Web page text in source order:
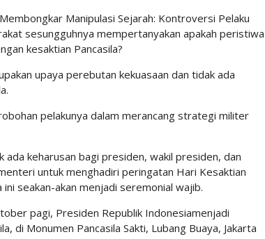
Manipulasi Sejarah: Kontroversi Pelaku
sesungguhnya mempertanyakan apakah peristiwa
kesaktian Pancasila?
upaya perebutan kekuasaan dan tidak ada
pelakunya dalam merancang strategi militer
keharusan bagi presiden, wakil presiden, dan
untuk menghadiri peringatan Hari Kesaktian
seakan-akan menjadi seremonial wajib.
pagi, Presiden Republik Indonesiamenjadi
di Monumen Pancasila Sakti, Lubang Buaya, Jakarta